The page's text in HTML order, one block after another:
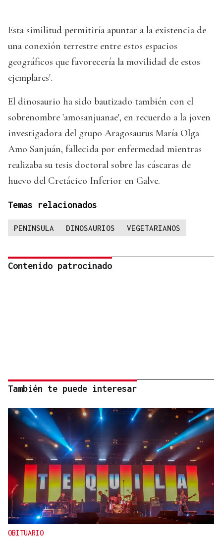
Esta similitud permitiría apuntar a la existencia de
una conexión terrestre entre estos espacios
geográficos que favorecería la movilidad de estos
ejemplares'.
El dinosaurio ha sido bautizado también con el
sobrenombre 'amosanjuanae', en recuerdo a la joven
investigadora del grupo Aragosaurus María Olga
Amo Sanjuán, fallecida por enfermedad mientras
realizaba su tesis doctoral sobre las cáscaras de
huevo del Cretácico Inferior en Galve.
Temas relacionados
PENINSULA DINOSAURIOS VEGETARIANOS
Contenido patrocinado
También te puede interesar
OBITUARIO